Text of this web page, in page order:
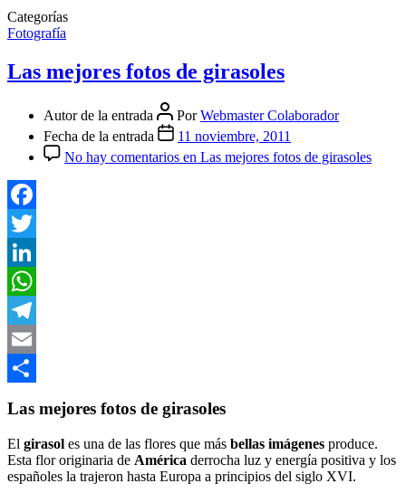
Categorías
Fotografía
Las mejores fotos de girasoles
Autor de la entrada PorWebmaster Colaborador
Fecha de la entrada
11 noviembre, 2011
No hay comentarios en Las mejores fotos de girasoles
Facebook
Twitter
LinkedIn
WhatsApp
Telegram
Email
Las mejores fotos de girasoles
El girasol es una de las flores que más bellas imágenes produce.
Esta flor originaria de América derrocha luz y energía positiva y los
españoles la trajeron hasta Europa a principios del siglo XVI.